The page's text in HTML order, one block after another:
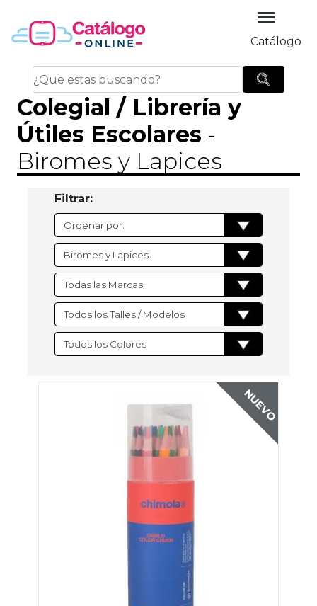
Catálogo
Colegial / Librería y
Útiles Escolares -
Biromes y Lapices
Filtrar:
NUEVO